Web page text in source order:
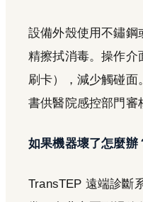
設備外殼使用不鏽鋼
精擦拭消毒。操作介
刷卡），減少觸碰面
書供醫院感控部門審
如果機器壞了怎麼辦
TransTEP 遠端診斷